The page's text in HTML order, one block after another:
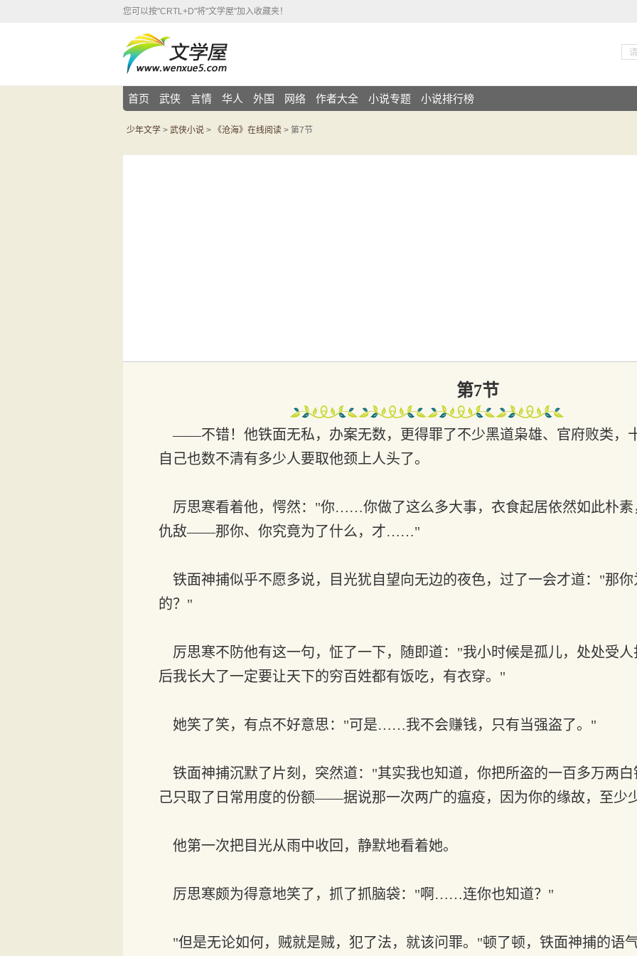
您可以按"CRTL+D"将"文学屋"加入收藏夹！
首页 武侠 言情 华人 外国 网络 作者大全 小说专题 小说排行榜
少年文学 > 武侠小说 > 《沧海》在线阅读 > 第7节
第7节
——不错！他铁面无私，办案无数，更得罪了不少黑道枭雄、官府败类，
自己也数不清有多少人要取他颈上人头了。
厉思寒看着他，愕然："你……你做了这么多大事，衣食起居依然如此朴素
仇敌——那你、你究竟为了什么，才……"
铁面神捕似乎不愿多说，目光犹自望向无边的夜色，过了一会才道："那
的？"
厉思寒不防他有这一句，怔了一下，随即道："我小时候是孤儿，处处受
后我长大了一定要让天下的穷百姓都有饭吃，有衣穿。"
她笑了笑，有点不好意思："可是……我不会赚钱，只有当强盗了。"
铁面神捕沉默了片刻，突然道："其实我也知道，你把所盗的一百多万两
己只取了日常用度的份额——据说那一次两广的瘟疫，因为你的缘故，至少
他第一次把目光从雨中收回，静默地看着她。
厉思寒颇为得意地笑了，抓了抓脑袋："啊……连你也知道？"
"但是无论如何，贼就是贼，犯了法，就该问罪。"顿了顿，铁面神捕的语